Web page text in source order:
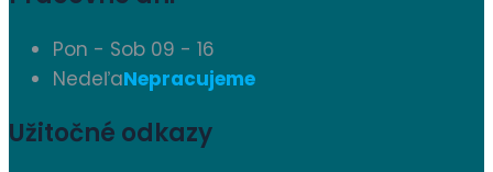
Pon - Sob 09 - 16
NedeľaNepracujeme
Užitočné odkazy